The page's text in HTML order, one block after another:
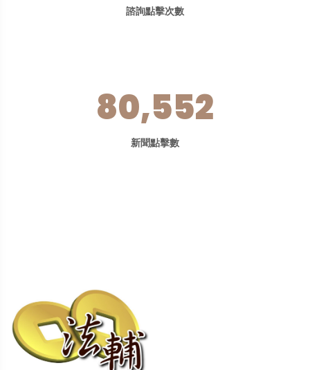
諮詢點擊次數
80,552
新聞點擊數